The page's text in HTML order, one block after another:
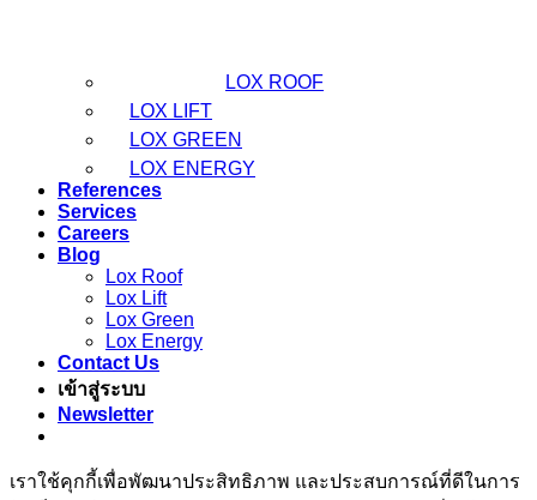
LOX ROOF
LOX LIFT
LOX GREEN
LOX ENERGY
References
Services
Careers
Blog
Lox Roof
Lox Lift
Lox Green
Lox Energy
Contact Us
เข้าสู่ระบบ
Newsletter
เราใช้คุกกี้เพื่อพัฒนาประสิทธิภาพ และประสบการณ์ที่ดีในการ